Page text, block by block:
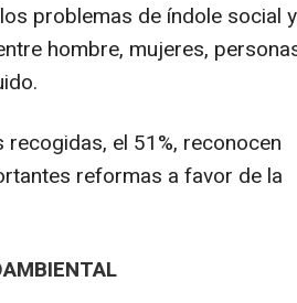
problemas de índole social
hombre, mujeres,
el 51%, reconocen
reformas a favor de la